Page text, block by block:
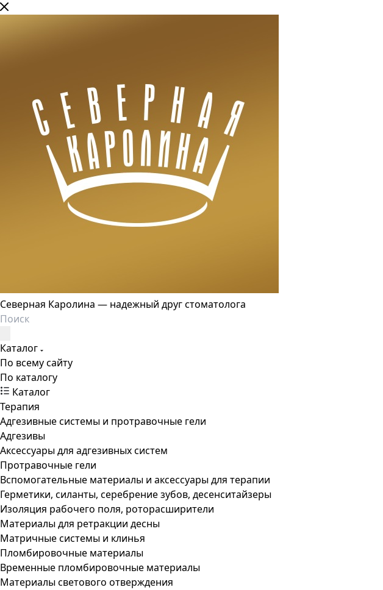
Северная Каролина — надежный друг стоматолога
Каталог
По всему сайту
По каталогу
Каталог
Терапия
Адгезивные системы и протравочные гели
Адгезивы
Аксессуары для адгезивных систем
Протравочные гели
Вспомогательные материалы и аксессуары для терапии
Герметики, силанты, серебрение зубов, десенситайзеры
Изоляция рабочего поля, роторасширители
Материалы для ретракции десны
Матричные системы и клинья
Пломбировочные материалы
Временные пломбировочные материалы
Материалы светового отверждения